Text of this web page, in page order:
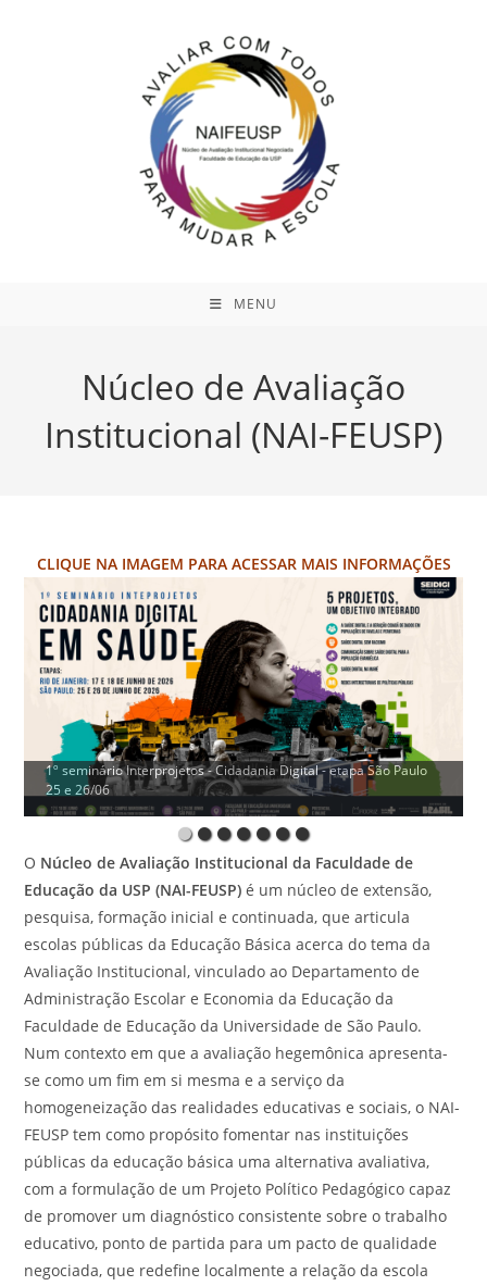
MENU
Núcleo de Avaliação
Institucional (NAI-FEUSP)
CLIQUE NA IMAGEM PARA ACESSAR MAIS INFORMAÇÕES
1º seminário Interprojetos - Cidadania Digital - etapa São Paulo
25 e 26/06
O Núcleo de Avaliação Institucional da Faculdade de
Educação da USP (NAI-FEUSP) é um núcleo de extensão,
pesquisa, formação inicial e continuada, que articula
escolas públicas da Educação Básica acerca do tema da
Avaliação Institucional, vinculado ao Departamento de
Administração Escolar e Economia da Educação da
Faculdade de Educação da Universidade de São Paulo.
Num contexto em que a avaliação hegemônica apresenta-
se como um fim em si mesma e a serviço da
homogeneização das realidades educativas e sociais, o NAI-
FEUSP tem como propósito fomentar nas instituições
públicas da educação básica uma alternativa avaliativa,
com a formulação de um Projeto Político Pedagógico capaz
de promover um diagnóstico consistente sobre o trabalho
educativo, ponto de partida para um pacto de qualidade
negociada, que redefine localmente a relação da escola